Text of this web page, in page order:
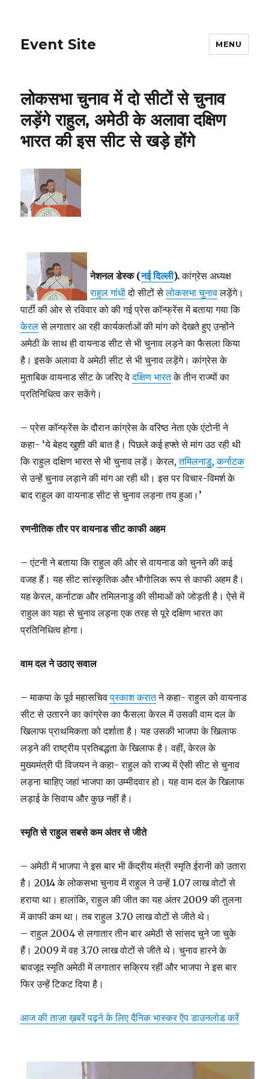
Event Site MENU
लोकसभा चुनाव में दो सीटों से चुनाव
लड़ेंगे राहुल, अमेठी के अलावा दक्षिण
भारत की इस सीट से खड़े होंगे
नेशनल डेस्क (नई दिल्ली).कांग्रेस अध्यक्ष
राहुल गांधीदो सीटों सेलोकसभा चुनावलड़ेंगे।
पार्टी की ओर से रविवार को की गई प्रेस कॉन्फ्रेंस में बताया गया कि
केरलसे लगातार आ रही कार्यकर्ताओं कीमांगको देखते हुए उन्होंने
अमेठी के साथ ही वायनाड सीट से भी चुनाव लड़ने का फैसला किया
है। इसके अलावा वे अमेठी सीट से भी चुनाव लड़ेंगे। कांग्रेस के
मुताबिक वायनाड सीट के जरिए वेदक्षिण भारतके तीन राज्यों का
प्रतिनिधित्व कर सकेंगे।
– प्रेस कॉन्फ्रेंस के दौरान कांग्रेस के वरिष्ठ नेता एके एंटोनी ने
कहा- ‘ये बेहद खुशी की बात है। पिछले कई हफ्ते से मांग उठ रही थी
कि राहुल दक्षिण भारत से भी चुनाव लड़ें। केरल,तमिलनाडु,कर्नाटक
से उन्हें चुनाव लड़ाने की मांग आ रही थी। इस पर विचार-विमर्श के
बाद राहुल का वायनाड सीट से चुनाव लड़ना तय हुआ।’
रणनीतिक तौर पर वायनाड सीट काफी अहम
– एंटनी ने बताया कि राहुल की ओर से वायनाड को चुनने की कई
वजह हैं। यह सीट सांस्कृतिक और भौगोलिक रूप से काफी अहम है।
यह केरल, कर्नाटक और तमिलनाडु की सीमाओं को जोड़ती है। ऐसे में
राहुल का यहा से चुनाव लड़ना एक तरह से पूरे दक्षिण भारत का
प्रतिनिधित्व होगा।
वाम दल ने उठाए सवाल
– माकपा के पूर्व महासचिवप्रकाश करातने कहा- राहुल को वायनाड
सीट से उतारने का कांग्रेस का फैसला केरल में उसकी वाम दल के
खिलाफ प्राथमिकता को दर्शाता है। यह उसकी भाजपा के खिलाफ
लड़ने की राष्ट्रीय प्रतिबद्धता के खिलाफ है। वहीं, केरल के
मुख्यमंत्री पी विजयन ने कहा- राहुल को राज्य में ऐसी सीट से चुनाव
लड़ना चाहिए जहां भाजपा का उम्मीदवार हो। यह वाम दल के खिलाफ
लड़ाई के सिवाय और कुछ नहीं है।
स्मृति से राहुल सबसे कम अंतर से जीते
– अमेठी में भाजपा ने इस बार भी केंद्रीय मंत्री स्मृति ईरानी को उतारा
है। 2014 के लोकसभा चुनाव में राहुल ने उन्हें 1.07 लाख वोटों से
हराया था। हालांकि, राहुल की जीत का यह अंतर 2009 की तुलना
में काफी कम था। तब राहुल 3.70 लाख वोटों से जीते थे।
– राहुल 2004 से लगातार तीन बार अमेठी से सांसद चुने जा चुके
हैं। 2009 में वह 3.70 लाख वोटों से जीते थे। चुनाव हारने के
बावजूद स्मृति अमेठी में लगातार सक्रिय रहीं और भाजपा ने इस बार
फिर उन्हें टिकट दिया है।
आज की ताज़ा ख़बरें पढ़ने के लिए दैनिक भास्कर ऍप डाउनलोड करें